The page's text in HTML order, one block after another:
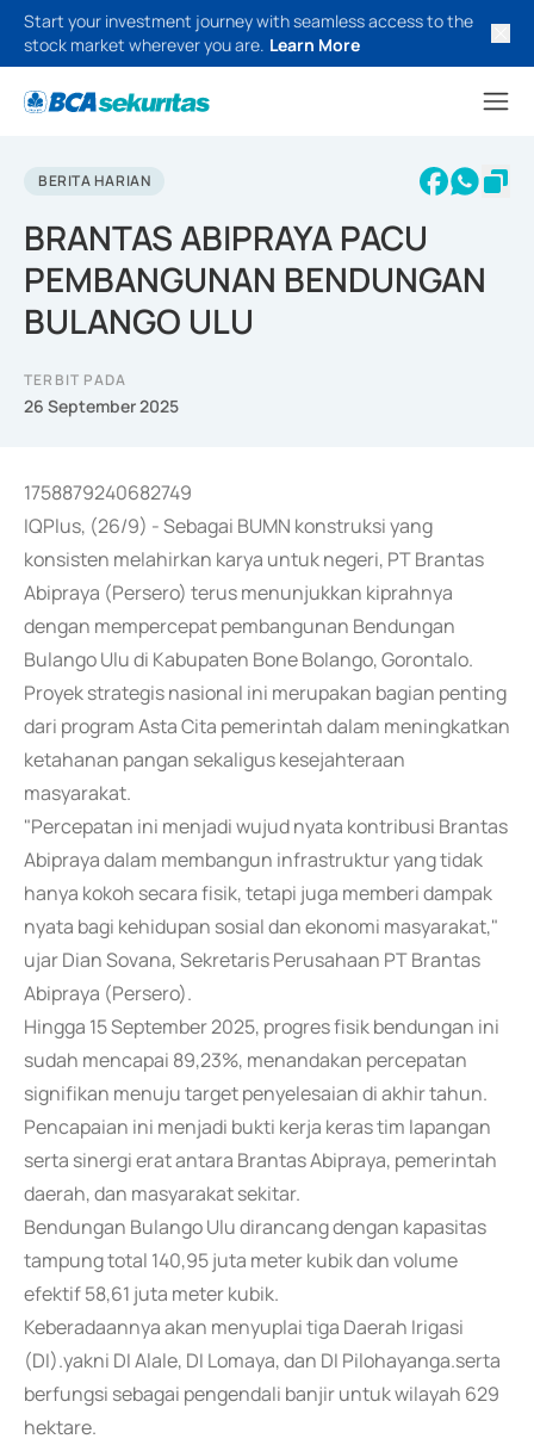
Start your investment journey with seamless access to the
stock market wherever you are. Learn More
BERITA HARIAN
BRANTAS ABIPRAYA PACU
PEMBANGUNAN BENDUNGAN
BULANGO ULU
TERBIT PADA
26 September 2025
1758879240682749
IQPlus, (26/9) - Sebagai BUMN konstruksi yang
konsisten melahirkan karya untuk negeri, PT Brantas
Abipraya (Persero) terus menunjukkan kiprahnya
dengan mempercepat pembangunan Bendungan
Bulango Ulu di Kabupaten Bone Bolango, Gorontalo.
Proyek strategis nasional ini merupakan bagian penting
dari program Asta Cita pemerintah dalam meningkatkan
ketahanan pangan sekaligus kesejahteraan
masyarakat.
"Percepatan ini menjadi wujud nyata kontribusi Brantas
Abipraya dalam membangun infrastruktur yang tidak
hanya kokoh secara fisik, tetapi juga memberi dampak
nyata bagi kehidupan sosial dan ekonomi masyarakat,"
ujar Dian Sovana, Sekretaris Perusahaan PT Brantas
Abipraya (Persero).
Hingga 15 September 2025, progres fisik bendungan ini
sudah mencapai 89,23%, menandakan percepatan
signifikan menuju target penyelesaian di akhir tahun.
Pencapaian ini menjadi bukti kerja keras tim lapangan
serta sinergi erat antara Brantas Abipraya, pemerintah
daerah, dan masyarakat sekitar.
Bendungan Bulango Ulu dirancang dengan kapasitas
tampung total 140,95 juta meter kubik dan volume
efektif 58,61 juta meter kubik.
Keberadaannya akan menyuplai tiga Daerah Irigasi
(DI).yakni DI Alale, DI Lomaya, dan DI Pilohayanga.serta
berfungsi sebagai pengendali banjir untuk wilayah 629
hektare.